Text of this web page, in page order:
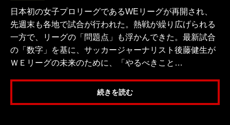
日本初の女子プロリーグであるWEリーグが再開され、
先週末も各地で試合が行われた。熱戦が繰り広げられる
一方で、リーグの「問題点」も浮かんできた。最新試合
の「数字」を基に、サッカージャーナリスト後藤健生が
ＷＥリーグの未来のために、「やるべきこと…
続きを読む